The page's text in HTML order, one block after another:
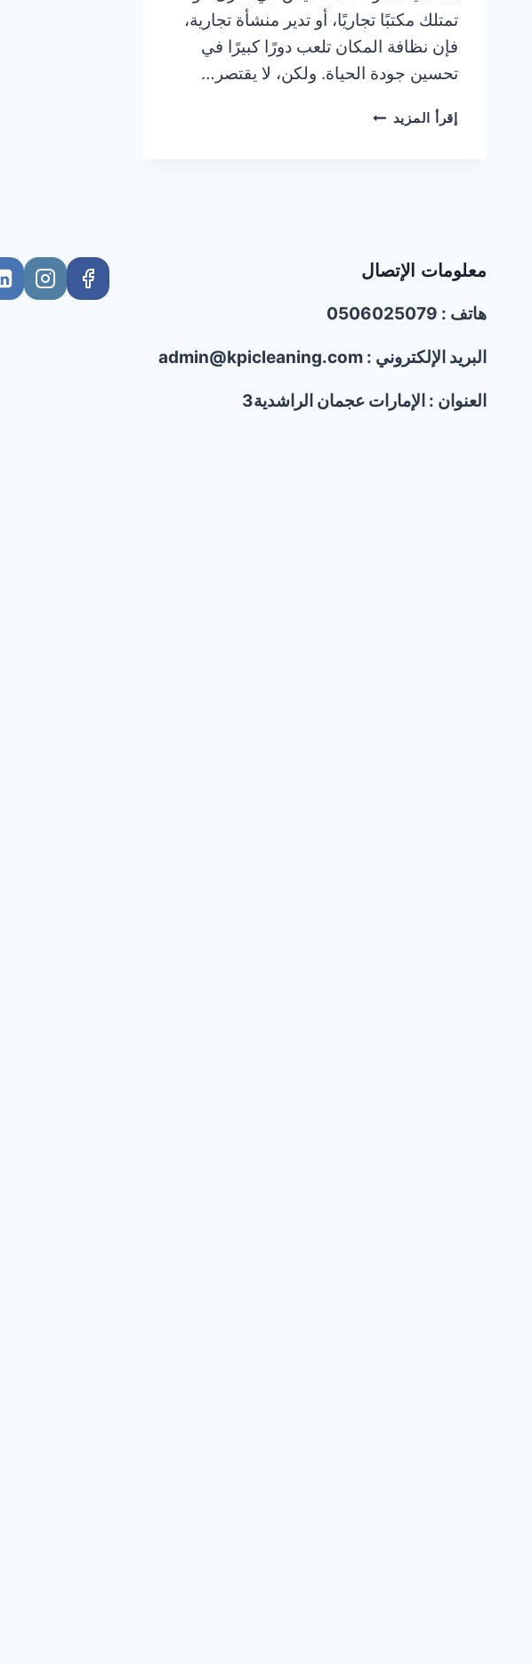
تمتلك مكتبًا تجاريًا، أو تدير منشأة تجارية،
فإن نظافة المكان تلعب دورًا كبيرًا في
تحسين جودة الحياة. ولكن، لا يقتصر…
إقرأ المزيد أفضل
معلومات الإتصال
هاتف : 0506025079
البريد الإلكتروني : admin@kpicleaning.com
العنوان : الإمارات عجمان الراشدية3